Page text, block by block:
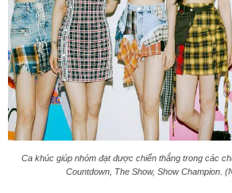
Ca khúc giúp nhóm đạt được chiến thắng trong các
Countdown, The Show, Show Champion.